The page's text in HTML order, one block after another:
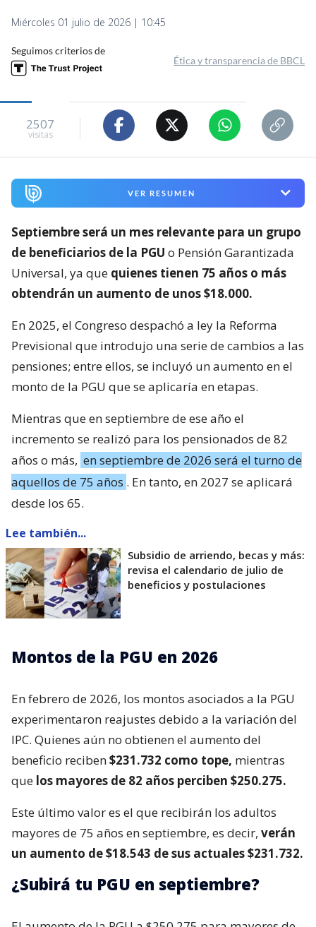
Miércoles 01 julio de 2026 | 10:45
Seguimos criterios de
Ética y transparencia de BBCL
2507
visitas
VER RESUMEN
Septiembre será un mes relevante para un grupo
de beneficiarios de la PGU o Pensión Garantizada
Universal, ya que quienes tienen 75 años o más
obtendrán un aumento de unos $18.000.
En 2025, el Congreso despachó a ley la Reforma
Previsional que introdujo una serie de cambios a las
pensiones; entre ellos, se incluyó un aumento en el
monto de la PGU que se aplicaría en etapas.
Mientras que en septiembre de ese año el
incremento se realizó para los pensionados de 82
años o más, en septiembre de 2026 será el turno de
aquellos de 75 años . En tanto, en 2027 se aplicará
desde los 65.
Lee también...
Subsidio de arriendo, becas y más:
revisa el calendario de julio de
beneficios y postulaciones
Montos de la PGU en 2026
En febrero de 2026, los montos asociados a la PGU
experimentaron reajustes debido a la variación del
IPC. Quienes aún no obtienen el aumento del
beneficio reciben$231.732 como tope, mientras
que los mayores de 82 años perciben $250.275.
Este último valor es el que recibirán los adultos
mayores de 75 años en septiembre, es decir, verán
un aumento de $18.543 de sus actuales $231.732.
¿Subirá tu PGU en septiembre?